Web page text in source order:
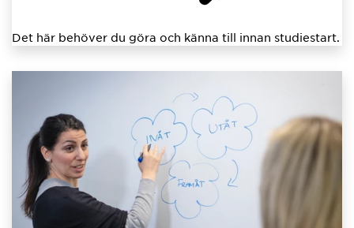
Det här behöver du göra och känna till innan studiestart.